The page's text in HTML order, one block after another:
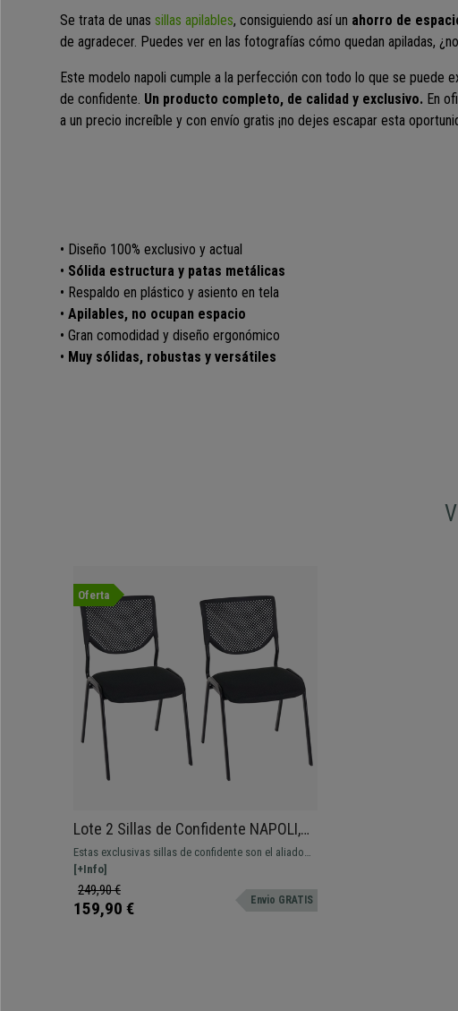
Se trata de unas sillas apilables, consiguiendo así un ahorro de
de agradecer. Puedes ver en las fotografías cómo quedan apiladas,
Este modelo napoli cumple a la perfección con todo lo que se puede
de confidente. Un producto completo, de calidad y exclusivo. En
a un precio increíble y con envío gratis ¡no dejes escapar esta
• Diseño 100% exclusivo y actual
• Sólida estructura y patas metálicas
• Respaldo en plástico y asiento en tela
• Apilables, no ocupan espacio
• Gran comodidad y diseño ergonómico
• Muy sólidas, robustas y versátiles
Oferta
Lote 2 Sillas de Confidente NAPOLI,
Versátiles y Cómodas, Estructura
Metálica, Color Negro y Patas Negras
Estas exclusivas sillas de confidente son el aliado
perfecto para ofrecer a tus invitados o clientes un
asiento de calidad. Su atractivo diseño, materiales y
comodidad las convierten en el modelo perfecto.
[+Info]
249,90 €
159,90 € Envio GRATIS